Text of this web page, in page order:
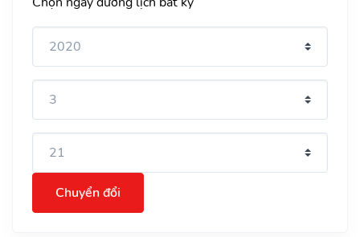
Chuyển đổi